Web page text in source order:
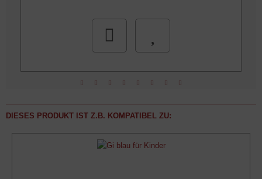
DIESES PRODUKT IST Z.B. KOMPATIBEL ZU: